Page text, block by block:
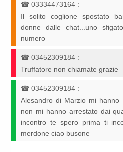
☎03334473164 :
Il solito coglione spostato
donne dalle chat...uno
numero
☎03452309184 :
Truffatore non chiamate grazie
☎03452309184 :
Alesandro di Marzio mi
non mi hanno arrestato dai
incontro te spero prima ti
merdone ciao busone